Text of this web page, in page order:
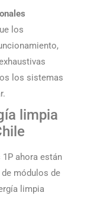
los
los sistemas
limpia
ahora están
módulos de
limpia